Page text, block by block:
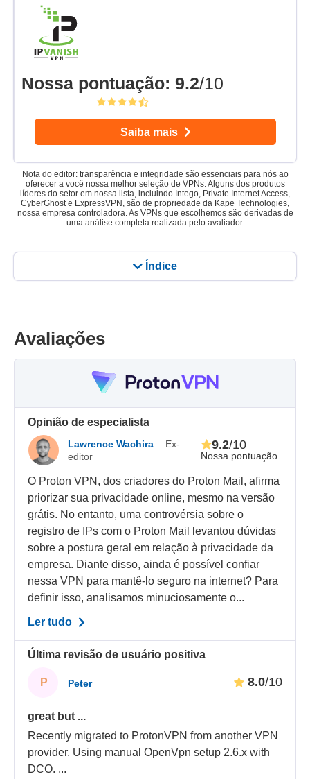
Índice
Nossa pontuação: 9.2/10
Saiba mais
Nota do editor: transparência e integridade são essenciais para nós ao
oferecer a você nossa melhor seleção de VPNs. Alguns dos produtos
líderes do setor em nossa lista, incluindo Intego, Private Internet Access,
CyberGhost e ExpressVPN, são de propriedade da Kape Technologies,
nossa empresa controladora. As VPNs que escolhemos são derivadas de
uma análise completa realizada pelo avaliador.
Avaliações
Opinião de especialista
Lawrence Wachira
Ex-
editor
Nossa pontuação
9.2/10
O Proton VPN, dos criadores do Proton Mail, afirma
priorizar sua privacidade online, mesmo na versão
grátis. No entanto, uma controvérsia sobre o
registro de IPs com o Proton Mail levantou dúvidas
sobre a postura geral em relação à privacidade da
empresa. Diante disso, ainda é possível confiar
nessa VPN para mantê-lo seguro na internet? Para
definir isso, analisamos minuciosamente o...
Ler tudo
Última revisão de usuário positiva
P Peter 8.0/10
great but ...
Recently migrated to ProtonVPN from another VPN
provider. Using manual OpenVpn setup 2.6.x with
DCO. ...